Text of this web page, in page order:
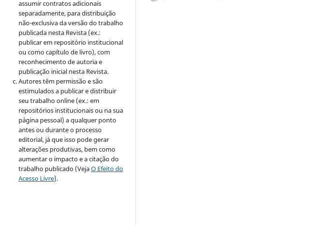
assumir contratos adicionais
separadamente, para distribuição
não-exclusiva da versão do trabalho
publicada nesta Revista (ex.:
publicar em repositório institucional
ou como capítulo de livro), com
reconhecimento de autoria e
publicação inicial nesta Revista.
Autores têm permissão e são
estimulados a publicar e distribuir
seu trabalho online (ex.: em
repositórios institucionais ou na sua
página pessoal) a qualquer ponto
antes ou durante o processo
editorial, já que isso pode gerar
alterações produtivas, bem como
aumentar o impacto e a citação do
trabalho publicado (VejaO Efeito do
Acesso Livre).